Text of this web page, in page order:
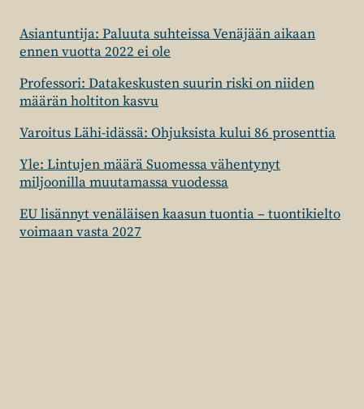
Asiantuntija: Paluuta suhteissa Venäjään aikaan
ennen vuotta 2022 ei ole
Professori: Datakeskusten suurin riski on niiden
määrän holtiton kasvu
Varoitus Lähi-idässä: Ohjuksista kului 86 prosenttia
Yle: Lintujen määrä Suomessa vähentynyt
miljoonilla muutamassa vuodessa
EU lisännyt venäläisen kaasun tuontia – tuontikielto
voimaan vasta 2027